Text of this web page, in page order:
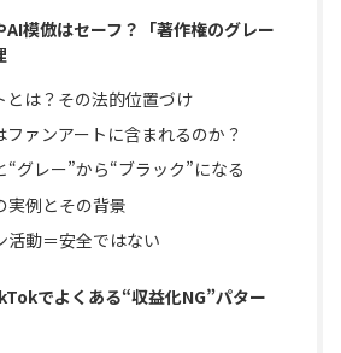
AI模倣はセーフ？「著作権のグレー
とは？その法的位置づけ
ァンアートに含まれるのか？
“グレー”から“ブラック”になる
実例とその背景
活動＝安全ではない
でよくある“収益化NG”パター